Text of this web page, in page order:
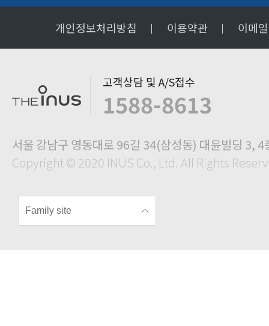
개인정보처리방침 이용약관 이메
고객상담 및 A/S접수
1588-8613
서울 강남구 영동대로 96길 34(삼성동) 대윤빌딩 3, 4
Copyright © 2020 INUS Co., Ltd. All Rights
Family site